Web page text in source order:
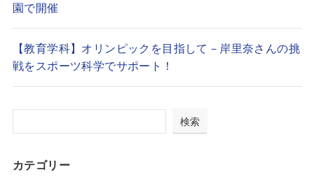
園で開催
【教育学科】オリンピックを目指して－岸里奈さんの挑
戦をスポーツ科学でサポート！
検索
カテゴリー